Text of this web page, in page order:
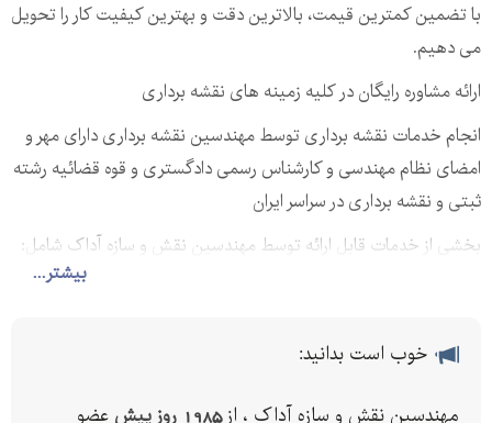
بیشتر...
با تضمین کمترین قیمت، بالاترین دقت و بهترین کیفیت کار را تحویل
می دهیم.
ارائه مشاوره رایگان در کلیه زمینه ‌های نقشه برداری
انجام خدمات نقشه برداری توسط مهندسین نقشه برداری دارای مهر و
امضای نظام مهندسی و کارشناس رسمی دادگستری و قوه قضائیه رشته
ثبتی و نقشه برداری در سراسر ایران
بخشی از خدمات قابل ارائه توسط مهندسین نقش و سازه آداک شامل:
- جانمایی ملک
- تعیین بر و کف
خوب است بدانید:
مهندسین نقش و سازه آداک ، از1985 روز پیش
عضو